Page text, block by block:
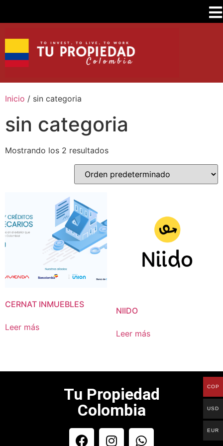
Inicio / sin categoria
sin categoria
Mostrando los 2 resultados
CERNAT INMUEBLES
Leer más
NIIDO
Leer más
Tu Propiedad
Colombia
COP
USD
EUR